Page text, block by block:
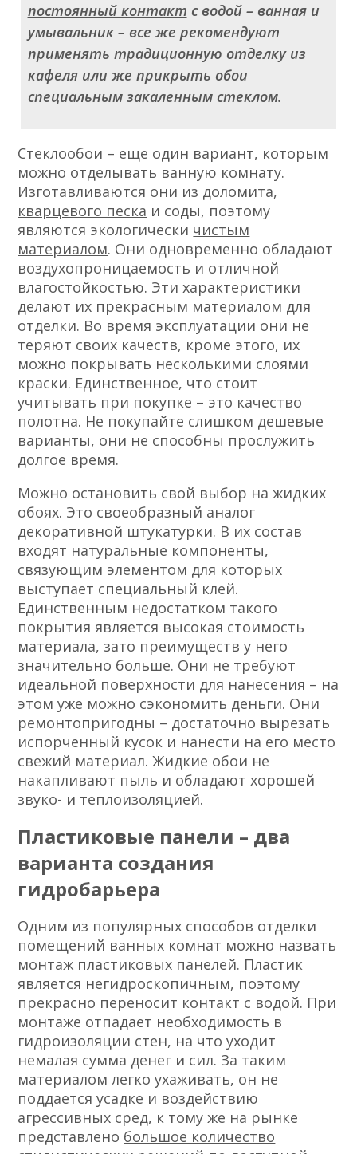
постоянный контакт с водой – ванная и
умывальник – все же рекомендуют
применять традиционную отделку из
кафеля или же прикрыть обои
специальным закаленным стеклом.
Стеклообои – еще один вариант, которым
можно отделывать ванную комнату.
Изготавливаются они из доломита,
кварцевого песка и соды, поэтому
являются экологически чистым
материалом. Они одновременно обладают
воздухопроницаемость и отличной
влагостойкостью. Эти характеристики
делают их прекрасным материалом для
отделки. Во время эксплуатации они не
теряют своих качеств, кроме этого, их
можно покрывать несколькими слоями
краски. Единственное, что стоит
учитывать при покупке – это качество
полотна. Не покупайте слишком дешевые
варианты, они не способны прослужить
долгое время.
Можно остановить свой выбор на жидких
обоях. Это своеобразный аналог
декоративной штукатурки. В их состав
входят натуральные компоненты,
связующим элементом для которых
выступает специальный клей.
Единственным недостатком такого
покрытия является высокая стоимость
материала, зато преимуществ у него
значительно больше. Они не требуют
идеальной поверхности для нанесения – на
этом уже можно сэкономить деньги. Они
ремонтопригодны – достаточно вырезать
испорченный кусок и нанести на его место
свежий материал. Жидкие обои не
накапливают пыль и обладают хорошей
звуко- и теплоизоляцией.
Пластиковые панели – два
варианта создания
гидробарьера
Одним из популярных способов отделки
помещений ванных комнат можно назвать
монтаж пластиковых панелей. Пластик
является негидроскопичным, поэтому
прекрасно переносит контакт с водой. При
монтаже отпадает необходимость в
гидроизоляции стен, на что уходит
немалая сумма денег и сил. За таким
материалом легко ухаживать, он не
поддается усадке и воздействию
агрессивных сред, к тому же на рынке
представлено большое количество